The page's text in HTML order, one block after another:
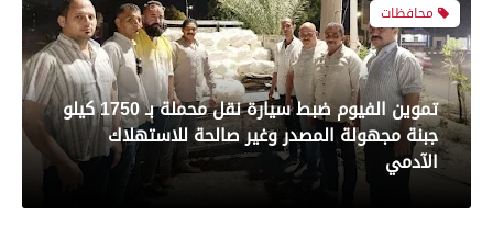
رياضة
بعدسة الخبر المصري| شاهد أبرز لقطات مباراة
الزمالك والمصري البورسعيدي فى الدوري
محافظات
تموين الفيوم ضبط سيارة نقل محملة بـ 1750 كيلو
جبنة مجهولة المصدر وغير صالحة للاستهلاك
الآدمي